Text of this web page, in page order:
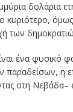
δολάρια
των
ένα φυσικό
η
στη Νεβάδα–